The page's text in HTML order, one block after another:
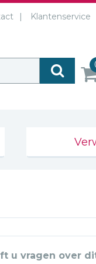
Klantenservice
u vragen over